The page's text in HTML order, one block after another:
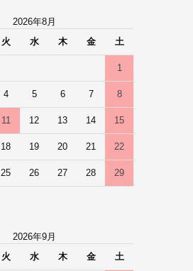
2026年8月
火 水 木 金 土
1
4 5 6 7 8
11 12 13 14 15
18 19 20 21 22
25 26 27 28 29
2026年9月
火 水 木 金 土